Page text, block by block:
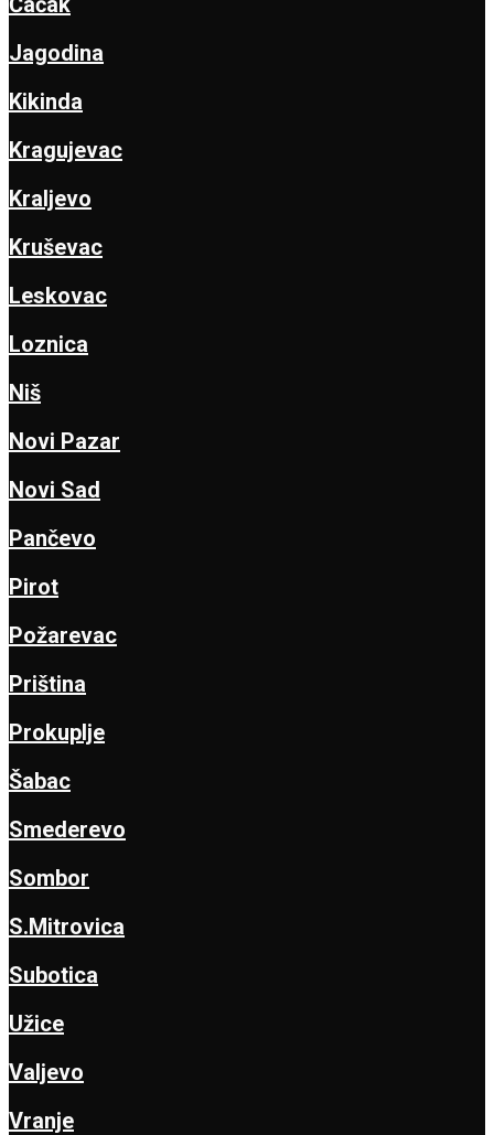
Jagodina
Kikinda
Kragujevac
Kraljevo
Kruševac
Leskovac
Loznica
Niš
Novi Pazar
Novi Sad
Pančevo
Pirot
Požarevac
Priština
Prokuplje
Šabac
Smederevo
Sombor
S.Mitrovica
Subotica
Užice
Valjevo
Vranje